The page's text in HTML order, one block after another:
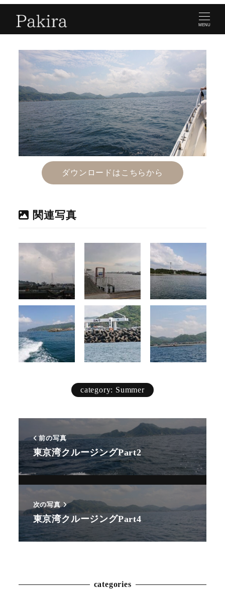
Animal
Flower
MENU
ダウンロードはこちらから
関連写真
category: Summer
前の写真
東京湾クルージングPart2
次の写真
東京湾クルージングPart4
categories